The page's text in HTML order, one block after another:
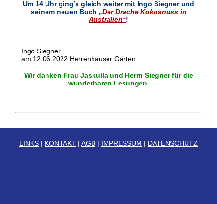
Um 14 Uhr ging’s gleich weiter mit Ingo Siegnerund
seinem neuen Buch „Der Drache Kokosnuss in
Australien“!
Ingo Siegner
am 12.06.2022 Herrenhäuser Gärten
Wir danken Frau Jaskulla und Herrn Siegnerfür die
wunderbaren Lesungen.
LINKS | KONTAKT | AGB | IMPRESSUM | DATENSCHUTZ